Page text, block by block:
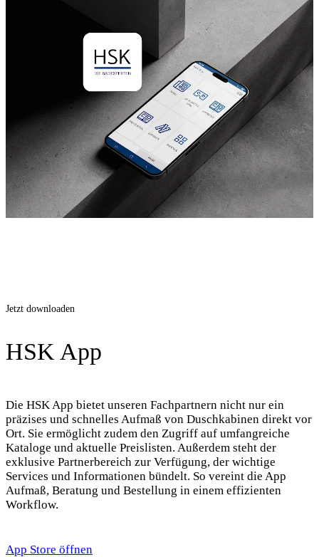
Jetzt downloaden
HSK App
Die HSK App bietet unseren Fachpartnern nicht nur ein
präzises und schnelles Aufmaß von Duschkabinen direkt vor
Ort. Sie ermöglicht zudem den Zugriff auf umfangreiche
Kataloge und aktuelle Preislisten. Außerdem steht der
exklusive Partnerbereich zur Verfügung, der wichtige
Services und Informationen bündelt. So vereint die App
Aufmaß, Beratung und Bestellung in einem effizienten
Workflow.
App Store öffnen